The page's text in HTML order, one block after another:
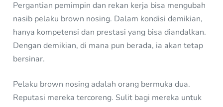
Pergantian pemimpin dan rekan kerja bisa mengubah
nasib pelaku brown nosing. Dalam kondisi demikian,
hanya kompetensi dan prestasi yang bisa diandalkan.
Dengan demikian, di mana pun berada, ia akan tetap
bersinar.
Pelaku brown nosing adalah orang bermuka dua.
Reputasi mereka tercoreng. Sulit bagi mereka untuk